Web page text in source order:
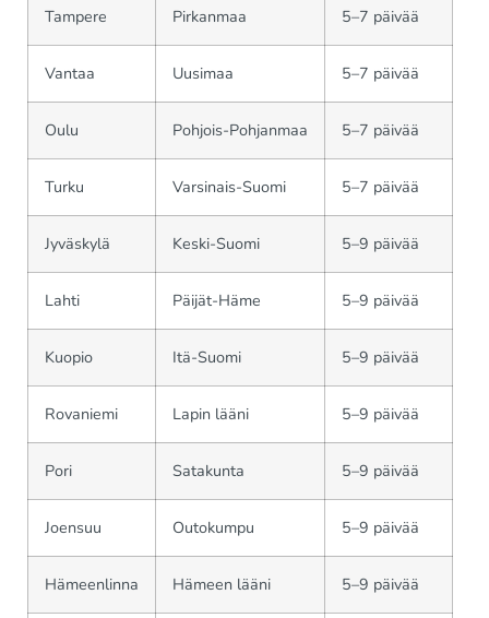
Tampere Pirkanmaa 5–7 päivää
Vantaa Uusimaa 5–7 päivää
Oulu Pohjois-Pohjanmaa 5–7 päivää
Turku Varsinais-Suomi 5–7 päivää
Jyväskylä Keski-Suomi 5–9 päivää
Lahti Päijät-Häme 5–9 päivää
Kuopio Itä-Suomi 5–9 päivää
Rovaniemi Lapin lääni 5–9 päivää
Pori Satakunta 5–9 päivää
Joensuu Outokumpu 5–9 päivää
Hämeenlinna Hämeen lääni 5–9 päivää